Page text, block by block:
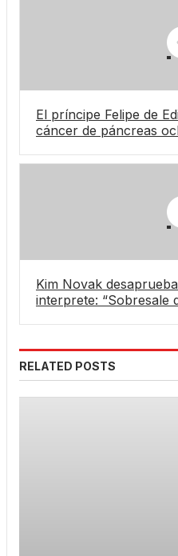
El príncipe Felipe de
cáncer de páncreas
Kim Novak
interprete: “Sobresale
RELATED POSTS